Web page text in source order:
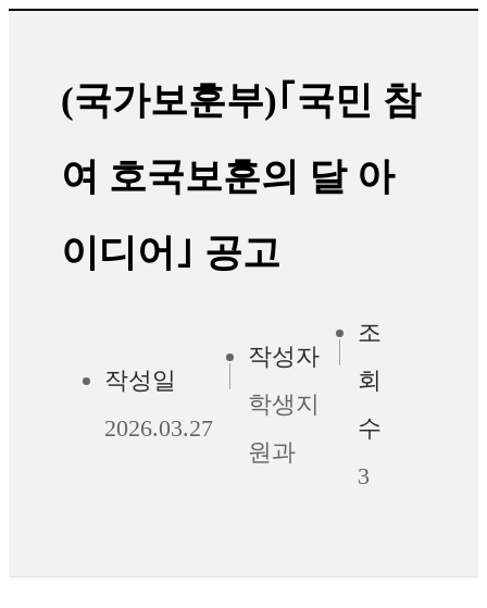
(국가보훈부)｢국민 참
여 호국보훈의 달 아
이디어｣ 공고
작성일
2026.03.27
작성자
학생지
원과
조
회
수
3